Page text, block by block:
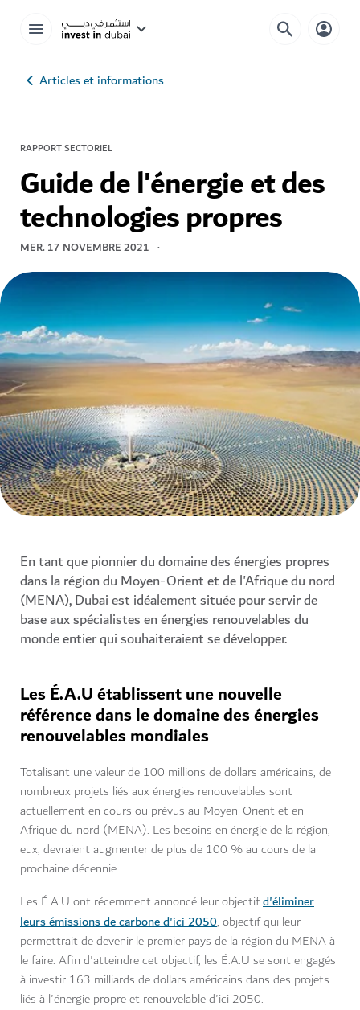
Articles et informations
RAPPORT SECTORIEL
Guide de l'énergie et des
technologies propres
MER. 17 NOVEMBRE 2021
En tant que pionnier du domaine des énergies propres
dans la région du Moyen-Orient et de l'Afrique du nord
(MENA), Dubai est idéalement située pour servir de
base aux spécialistes en énergies renouvelables du
monde entier qui souhaiteraient se développer.
Les É.A.U établissent une nouvelle
référence dans le domaine des énergies
renouvelables mondiales
Totalisant une valeur de 100 millions de dollars américains, de
nombreux projets liés aux énergies renouvelables sont
actuellement en cours ou prévus au Moyen-Orient et en
Afrique du nord (MENA). Les besoins en énergie de la région,
eux, devraient augmenter de plus de 100 % au cours de la
prochaine décennie.
Les É.A.U ont récemment annoncé leur objectifd'éliminer
leurs émissions de carbone d'ici 2050, objectif qui leur
permettrait de devenir le premier pays de la région du MENA à
le faire. Afin d'atteindre cet objectif, les É.A.U se sont engagés
à investir 163 milliards de dollars américains dans des projets
liés à l'énergie propre et renouvelable d'ici 2050.